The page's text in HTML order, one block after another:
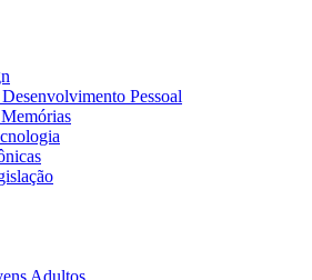
Pessoal
Adultos